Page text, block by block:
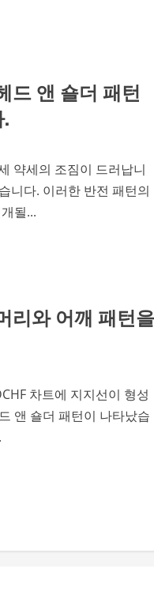
드 앤 숄더 패턴
약세의 조짐이 드러납니
니다. 이러한 반전 패턴의
될...
리와 어깨 패턴을
차트에 지지선이 형성
앤 숄더 패턴이 나타났습